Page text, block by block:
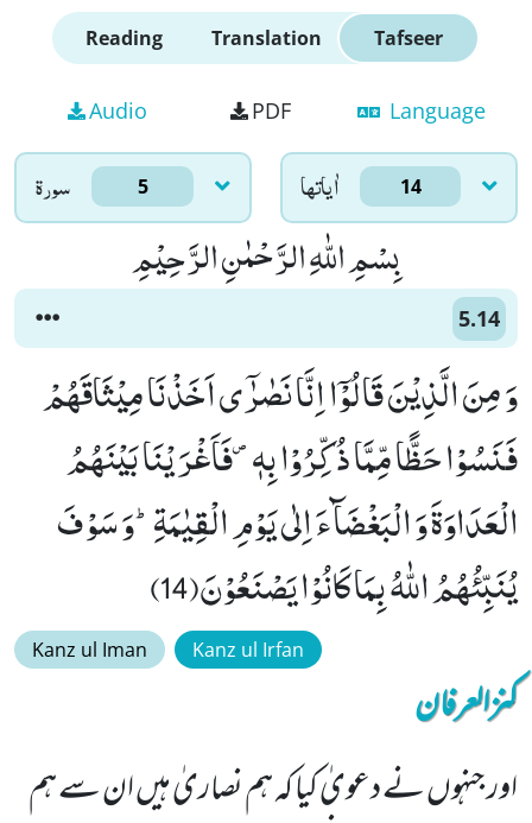
Reading Translation Tafseer
Audio PDF Language
سورۃ 5 اٰياتها 14
بِسْمِ اللّٰهِ الرَّحْمٰنِ الرَّحِیْمِ
5.14
وَ مِنَ الَّذِیْنَ قَالُوْۤا اِنَّا نَصٰرٰۤى اَخَذْنَا مِیْثَاقَهُمْ
فَنَسُوْا حَظًّا مِّمَّا ذُكِّرُوْا بِهٖ۪-فَاَغْرَیْنَا بَیْنَهُمُ
الْعَدَاوَةَ وَ الْبَغْضَآءَ اِلٰى یَوْمِ الْقِیٰمَةِؕ-وَ سَوْفَ
یُنَبِّئُهُمُ اللّٰهُ بِمَا كَانُوْا یَصْنَعُوْنَ(14)
Kanz ul Iman Kanz ul Irfan
کنزالعرفان
اور جنہوں نے دعویٰ کیا کہ ہم نصاریٰ ہیں ان سے ہم